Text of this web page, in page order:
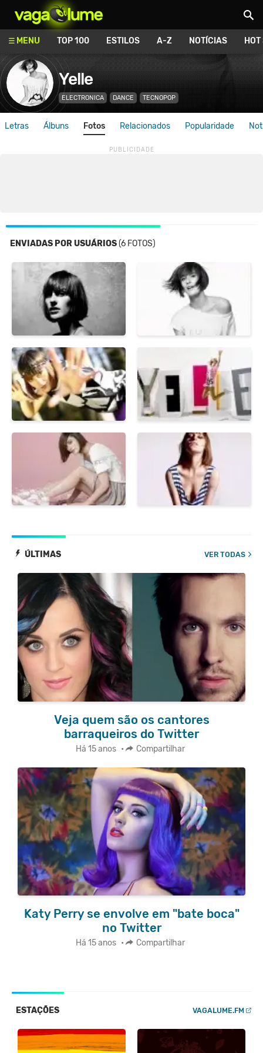
MENU TOP 100 ESTILOS A-Z NOTÍCIAS
Yelle
ELECTRONICA DANCE TECNOPOP
Letras Álbuns Fotos Relacionados Popularidade
ENVIADAS POR USUÁRIOS(6 FOTOS)
ÚLTIMAS VER TODAS
Veja quem são os cantores
barraqueiros do Twitter
Há 15 anos • Compartilhar
Katy Perry se envolve em "bate boca"
no Twitter
Há 15 anos • Compartilhar
ESTAÇÕES VAGALUME.FM